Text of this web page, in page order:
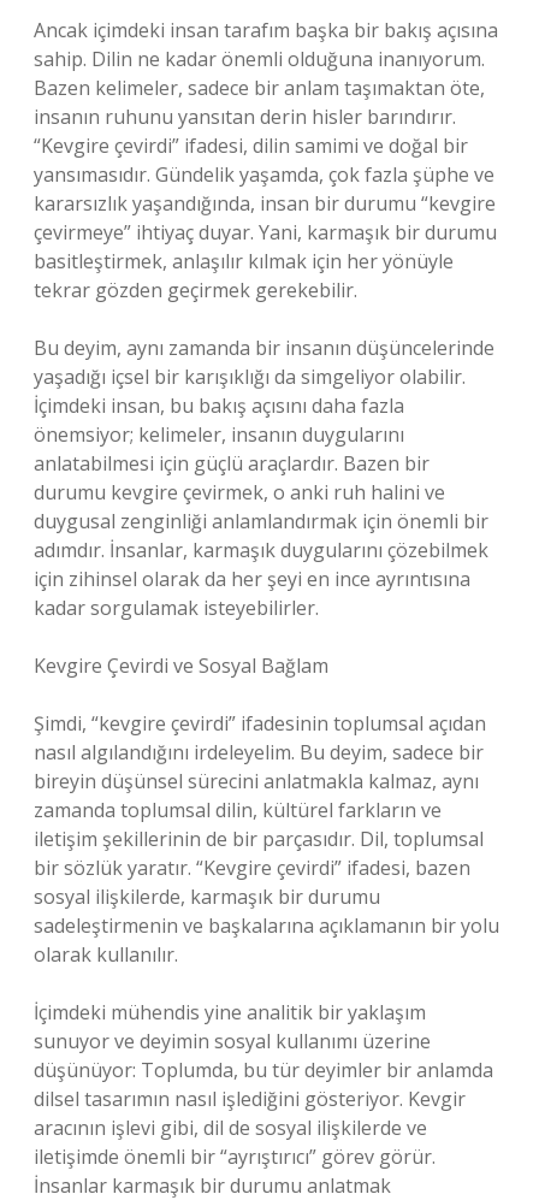
Ancak içimdeki insan tarafım başka bir bakış açısına
sahip. Dilin ne kadar önemli olduğuna inanıyorum.
Bazen kelimeler, sadece bir anlam taşımaktan öte,
insanın ruhunu yansıtan derin hisler barındırır.
“Kevgire çevirdi” ifadesi, dilin samimi ve doğal bir
yansımasıdır. Gündelik yaşamda, çok fazla şüphe ve
kararsızlık yaşandığında, insan bir durumu “kevgire
çevirmeye” ihtiyaç duyar. Yani, karmaşık bir durumu
basitleştirmek, anlaşılır kılmak için her yönüyle
tekrar gözden geçirmek gerekebilir.
Bu deyim, aynı zamanda bir insanın düşüncelerinde
yaşadığı içsel bir karışıklığı da simgeliyor olabilir.
İçimdeki insan, bu bakış açısını daha fazla
önemsiyor; kelimeler, insanın duygularını
anlatabilmesi için güçlü araçlardır. Bazen bir
durumu kevgire çevirmek, o anki ruh halini ve
duygusal zenginliği anlamlandırmak için önemli bir
adımdır. İnsanlar, karmaşık duygularını çözebilmek
için zihinsel olarak da her şeyi en ince ayrıntısına
kadar sorgulamak isteyebilirler.
Kevgire Çevirdi ve Sosyal Bağlam
Şimdi, “kevgire çevirdi” ifadesinin toplumsal açıdan
nasıl algılandığını irdeleyelim. Bu deyim, sadece bir
bireyin düşünsel sürecini anlatmakla kalmaz, aynı
zamanda toplumsal dilin, kültürel farkların ve
iletişim şekillerinin de bir parçasıdır. Dil, toplumsal
bir sözlük yaratır. “Kevgire çevirdi” ifadesi, bazen
sosyal ilişkilerde, karmaşık bir durumu
sadeleştirmenin ve başkalarına açıklamanın bir yolu
olarak kullanılır.
İçimdeki mühendis yine analitik bir yaklaşım
sunuyor ve deyimin sosyal kullanımı üzerine
düşünüyor: Toplumda, bu tür deyimler bir anlamda
dilsel tasarımın nasıl işlediğini gösteriyor. Kevgir
aracının işlevi gibi, dil de sosyal ilişkilerde ve
iletişimde önemli bir “ayrıştırıcı” görev görür.
İnsanlar karmaşık bir durumu anlatmak